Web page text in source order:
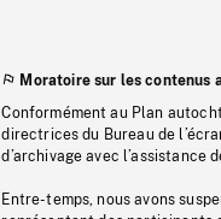
Moratoire sur les contenus
Conformément au Plan
directrices du Bureau de
d’archivage avec l’assistance
Entre-temps, nous avons